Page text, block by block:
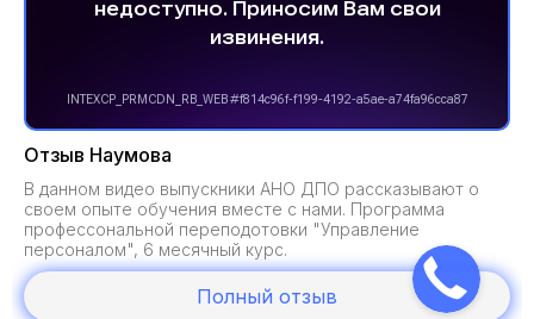
Отзыв Наумова
В данном видео выпускники АНО ДПО рассказывают о
своем опыте обучения вместе с нами. Программа
профессональной переподотовки "Управление
персоналом", 6 месячный курс.
Полный отзыв